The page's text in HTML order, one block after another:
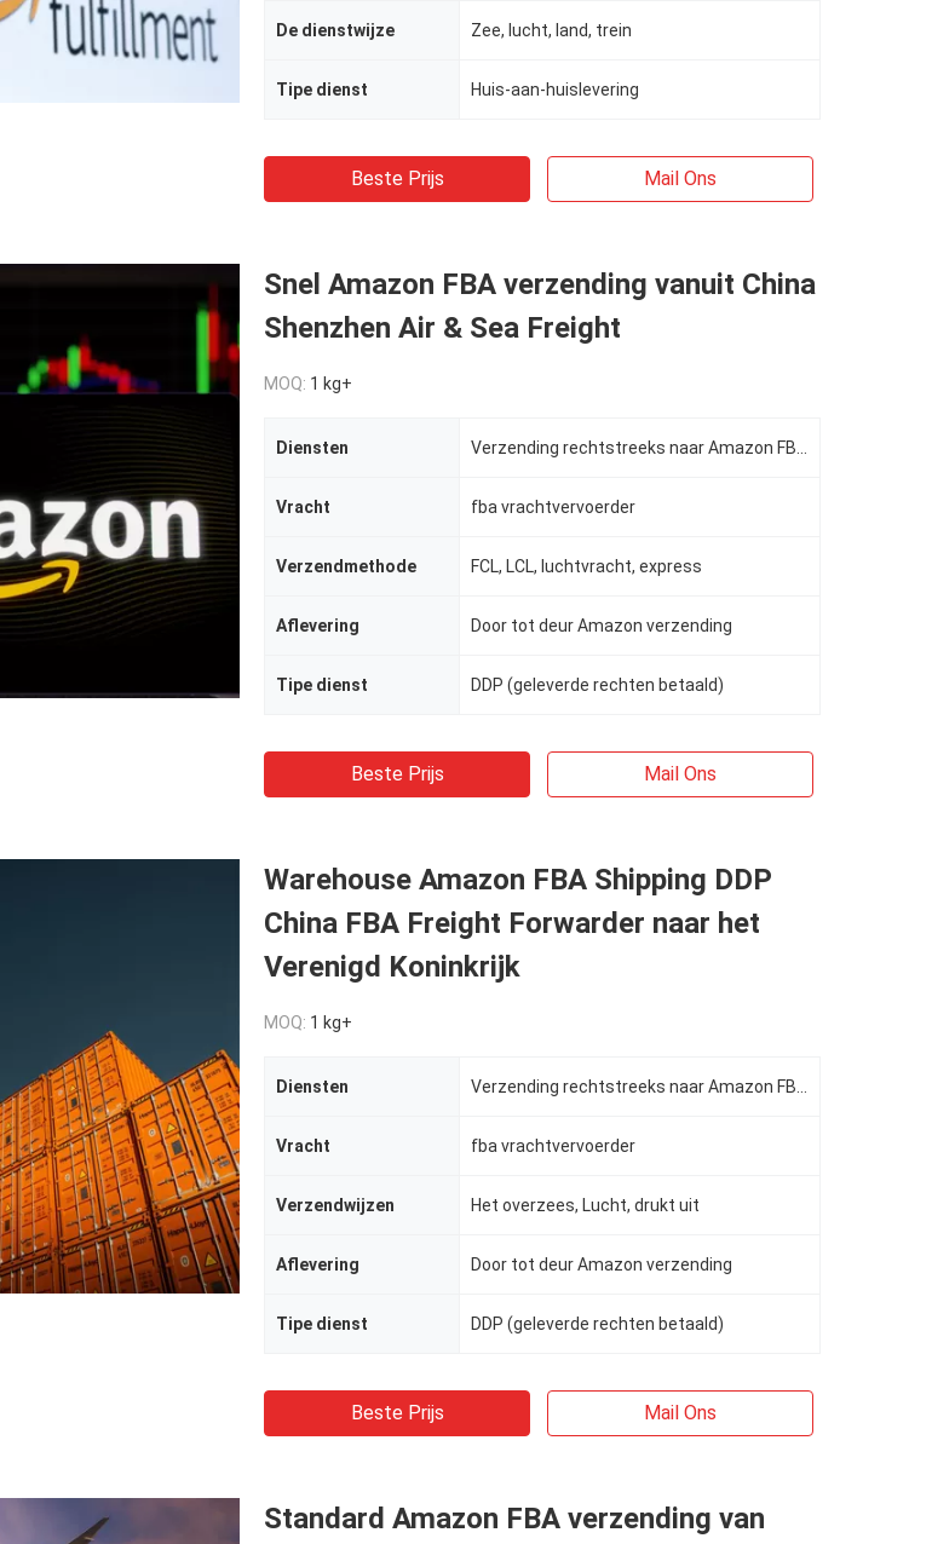
De dienstwijze Zee, lucht, land, trein
Tipe dienst Huis-aan-huislevering
Beste Prijs Mail Ons
Snel Amazon FBA verzending vanuit China
Shenzhen Air & Sea Freight
MOQ: 1 kg+
Diensten
Vracht fba vrachtvervoerder
Verzendmethode FCL, LCL, luchtvracht, express
Aflevering Door tot deur Amazon verzending
Tipe dienst DDP (geleverde rechten betaald)
Beste Prijs Mail Ons
Warehouse Amazon FBA Shipping DDP
China FBA Freight Forwarder naar het
Verenigd Koninkrijk
MOQ: 1 kg+
Diensten
Vracht fba vrachtvervoerder
Verzendwijzen Het overzees, Lucht, drukt uit
Aflevering Door tot deur Amazon verzending
Tipe dienst DDP (geleverde rechten betaald)
Beste Prijs Mail Ons
Standard Amazon FBA verzending van